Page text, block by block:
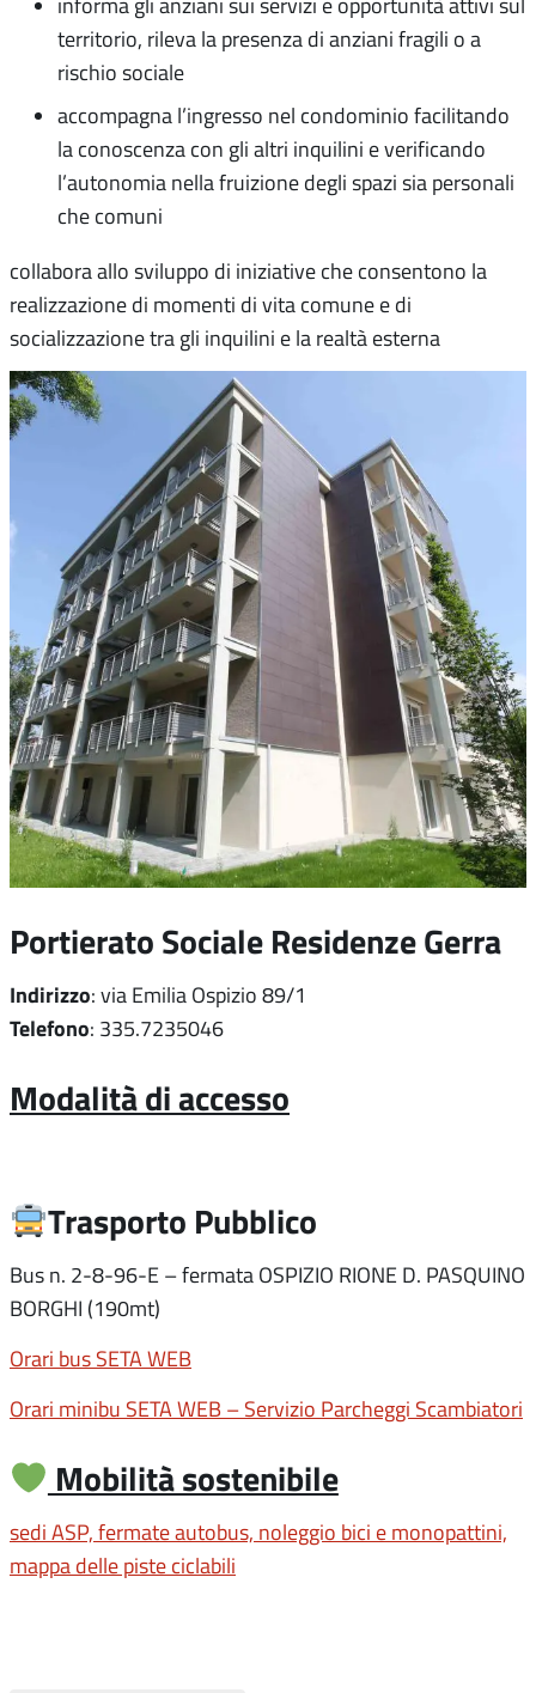
territorio, rileva la presenza di anziani fragili o a
rischio sociale
accompagna l’ingresso nel condominio facilitando
la conoscenza con gli altri inquilini e verificando
l’autonomia nella fruizione degli spazi sia personali
che comuni
collabora allo sviluppo di iniziative che consentono la
realizzazione di momenti di vita comune e di
socializzazione tra gli inquilini e la realtà esterna
Portierato Sociale Residenze Gerra
Indirizzo: via Emilia Ospizio 89/1
Telefono: 335.7235046
Modalità di accesso
Trasporto Pubblico
Bus n. 2-8-96-E – fermata OSPIZIO RIONE D. PASQUINO
BORGHI (190mt)
Orari bus SETA WEB
Orari minibu SETA WEB – Servizio Parcheggi Scambiatori
Mobilità sostenibile
sedi ASP, fermate autobus, noleggio bici e monopattini,
mappa delle piste ciclabili